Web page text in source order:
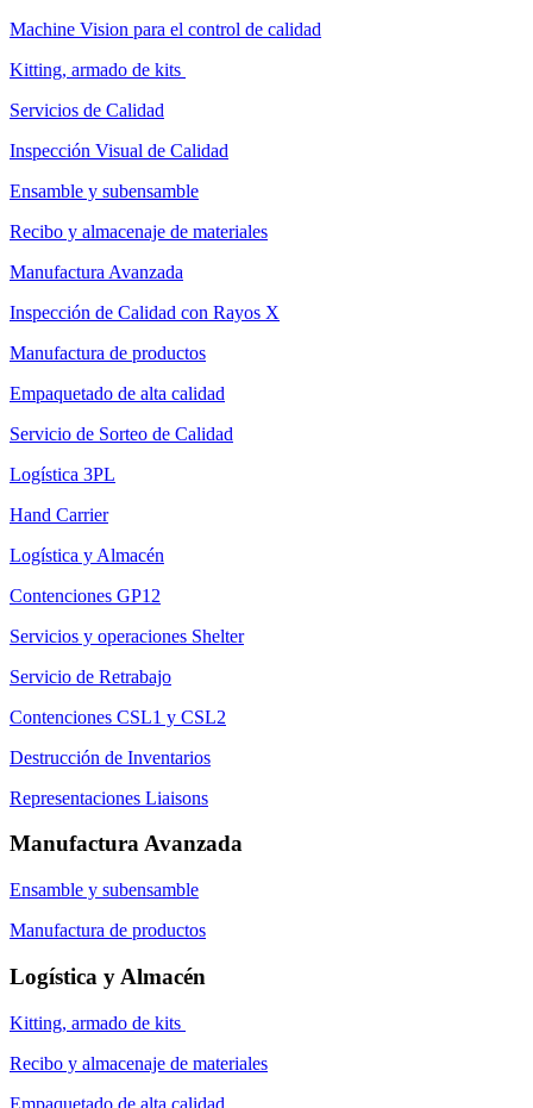
Machine Vision para el control de calidad
Kitting, armado de kits
Servicios de Calidad
Inspección Visual de Calidad
Ensamble y subensamble
Recibo y almacenaje de materiales
Manufactura Avanzada
Inspección de Calidad con Rayos X
Manufactura de productos
Empaquetado de alta calidad
Servicio de Sorteo de Calidad
Logística 3PL
Hand Carrier
Logística y Almacén
Contenciones GP12
Servicios y operaciones Shelter
Servicio de Retrabajo
Contenciones CSL1 y CSL2
Destrucción de Inventarios
Representaciones Liaisons
Manufactura Avanzada
Ensamble y subensamble
Manufactura de productos
Logística y Almacén
Kitting, armado de kits
Recibo y almacenaje de materiales
Empaquetado de alta calidad